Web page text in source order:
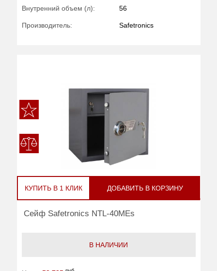
Внутренний объем (л): 56
Производитель: Safetronics
КУПИТЬ В 1 КЛИК ДОБАВИТЬ В КОРЗИНУ
Сейф Safetronics NTL-40MEs
В НАЛИЧИИ